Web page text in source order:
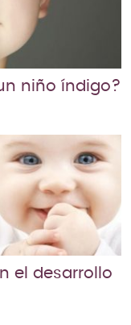
niño índigo?
el desarrollo